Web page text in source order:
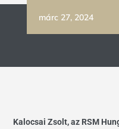
márc 27, 2024
Kalocsai Zsolt, az RSM